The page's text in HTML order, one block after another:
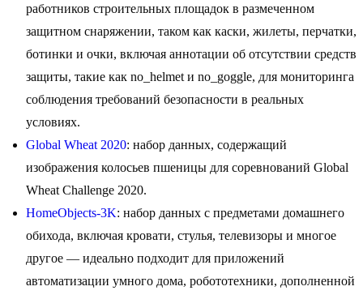
работников строительных площадок в размеченном
защитном снаряжении, таком как каски, жилеты, перчатки,
ботинки и очки, включая аннотации об отсутствии средств
защиты, такие как no_helmet и no_goggle, для мониторинга
соблюдения требований безопасности в реальных
условиях.
Global Wheat 2020: набор данных, содержащий
изображения колосьев пшеницы для соревнований Global
Wheat Challenge 2020.
HomeObjects-3K: набор данных с предметами домашнего
обихода, включая кровати, стулья, телевизоры и многое
другое — идеально подходит для приложений
автоматизации умного дома, робототехники, дополненной